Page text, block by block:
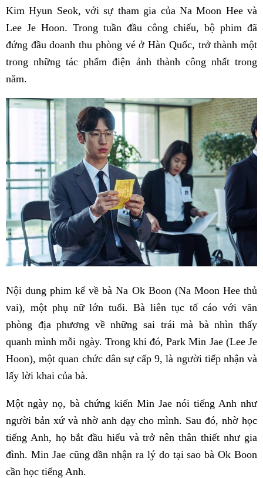
Kim Hyun Seok, với sự tham gia của Na Moon Hee và
Lee Je Hoon. Trong tuần đầu công chiếu, bộ phim đã
đứng đầu doanh thu phòng vé ở Hàn Quốc, trở thành một
trong những tác phẩm điện ảnh thành công nhất trong
năm.
Nội dung phim kể về bà Na Ok Boon (Na Moon Hee thủ
vai), một phụ nữ lớn tuổi. Bà liên tục tố cáo với văn
phòng địa phương về những sai trái mà bà nhìn thấy
quanh mình mỗi ngày. Trong khi đó, Park Min Jae (Lee Je
Hoon), một quan chức dân sự cấp 9, là người tiếp nhận và
lấy lời khai của bà.
Một ngày nọ, bà chứng kiến Min Jae nói tiếng Anh như
người bản xứ và nhờ anh dạy cho mình. Sau đó, nhờ học
tiếng Anh, họ bắt đầu hiểu và trở nên thân thiết như gia
đình. Min Jae cũng dần nhận ra lý do tại sao bà Ok Boon
cần học tiếng Anh.